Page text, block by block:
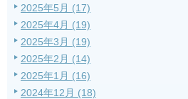
2025年5月 (17)
2025年4月 (19)
2025年3月 (19)
2025年2月 (14)
2025年1月 (16)
2024年12月 (18)